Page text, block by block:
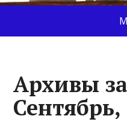
Архивы
Сентябрь,